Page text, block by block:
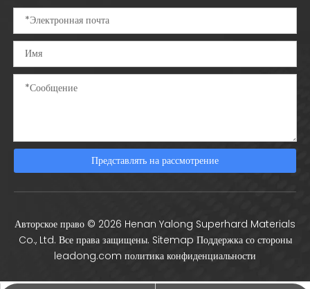
Представлять на рассмотрение
Авторское право © 2026 Henan Yalong Superhard Materials
Co., Ltd. Все права защищены. Sitemap Поддержка со стороны
leadong.com политика конфиденциальности